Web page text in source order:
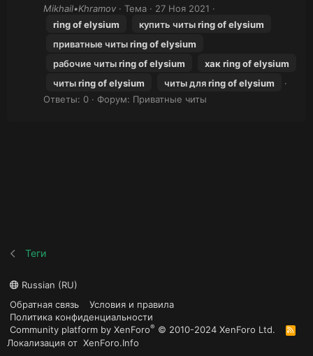
Mikhail•Khramov
Тема
27 Ноя 2021
ringofelysium купить читыringofelysium
приватные читыringofelysium
рабочие читыringofelysium хакringofelysium
читыringofelysium читы дляringofelysium
Ответы: 0
Форум: Приватные читы
Теги
Russian (RU)
Обратная связь
Условия и правила
Политика конфиденциальности
Community platform by XenForo® © 2010-2024 XenForo Ltd.
R
S
Локализация от XenForo.Info